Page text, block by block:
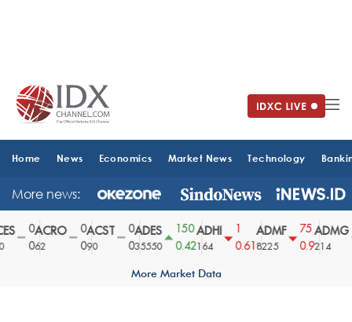
Home News Economics Market News Technology
More news:
ACRO
62
ACST
90
ADES
35550
150
0.42
ADHI
164
0.61
ADMF
8225
75
0.9
ADMG
214
More Market Data